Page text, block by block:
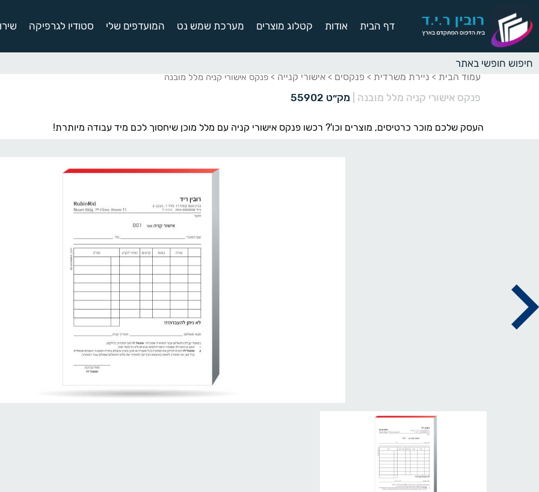
דף הבית אודות קטלוג מוצרים מערכת שמש נט המועדפים שלי סטודיו לגרפיקה
עמוד הבית > ניירת משרדית > פנקסים > אישורי קנייה > פנקס אישורי קניה מלל מובנה
פנקס אישורי קניה מלל מובנה מק״ט 55902
העסק שלכם מוכר כרטיסים, מוצרים וכו'? רכשו פנקס אישורי קניה עם מלל מוכן שיחסוך לכם מיד עבודה מיותרת!